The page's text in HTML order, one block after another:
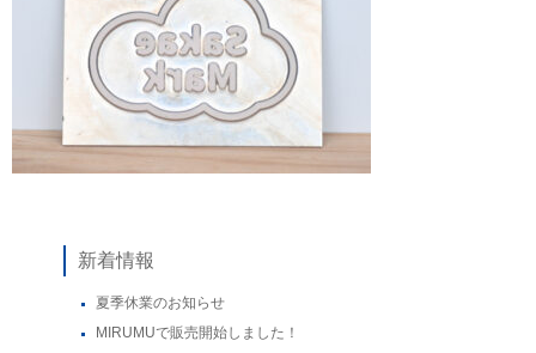
新着情報
夏季休業のお知らせ
MIRUMUで販売開始しました！